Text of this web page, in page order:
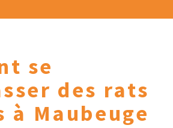
se
des rats
à Maubeuge